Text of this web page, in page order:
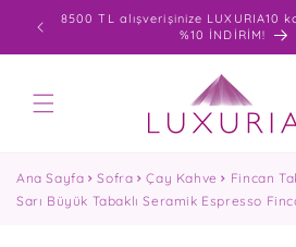
İçeriğe
atla
varan
8500 TL alışverişinize LUXURIA10
%10 İNDİRİM!
Ana Sayfa Sofra Çay Kahve
Fincan
Sarı Büyük Tabaklı Seramik Espresso